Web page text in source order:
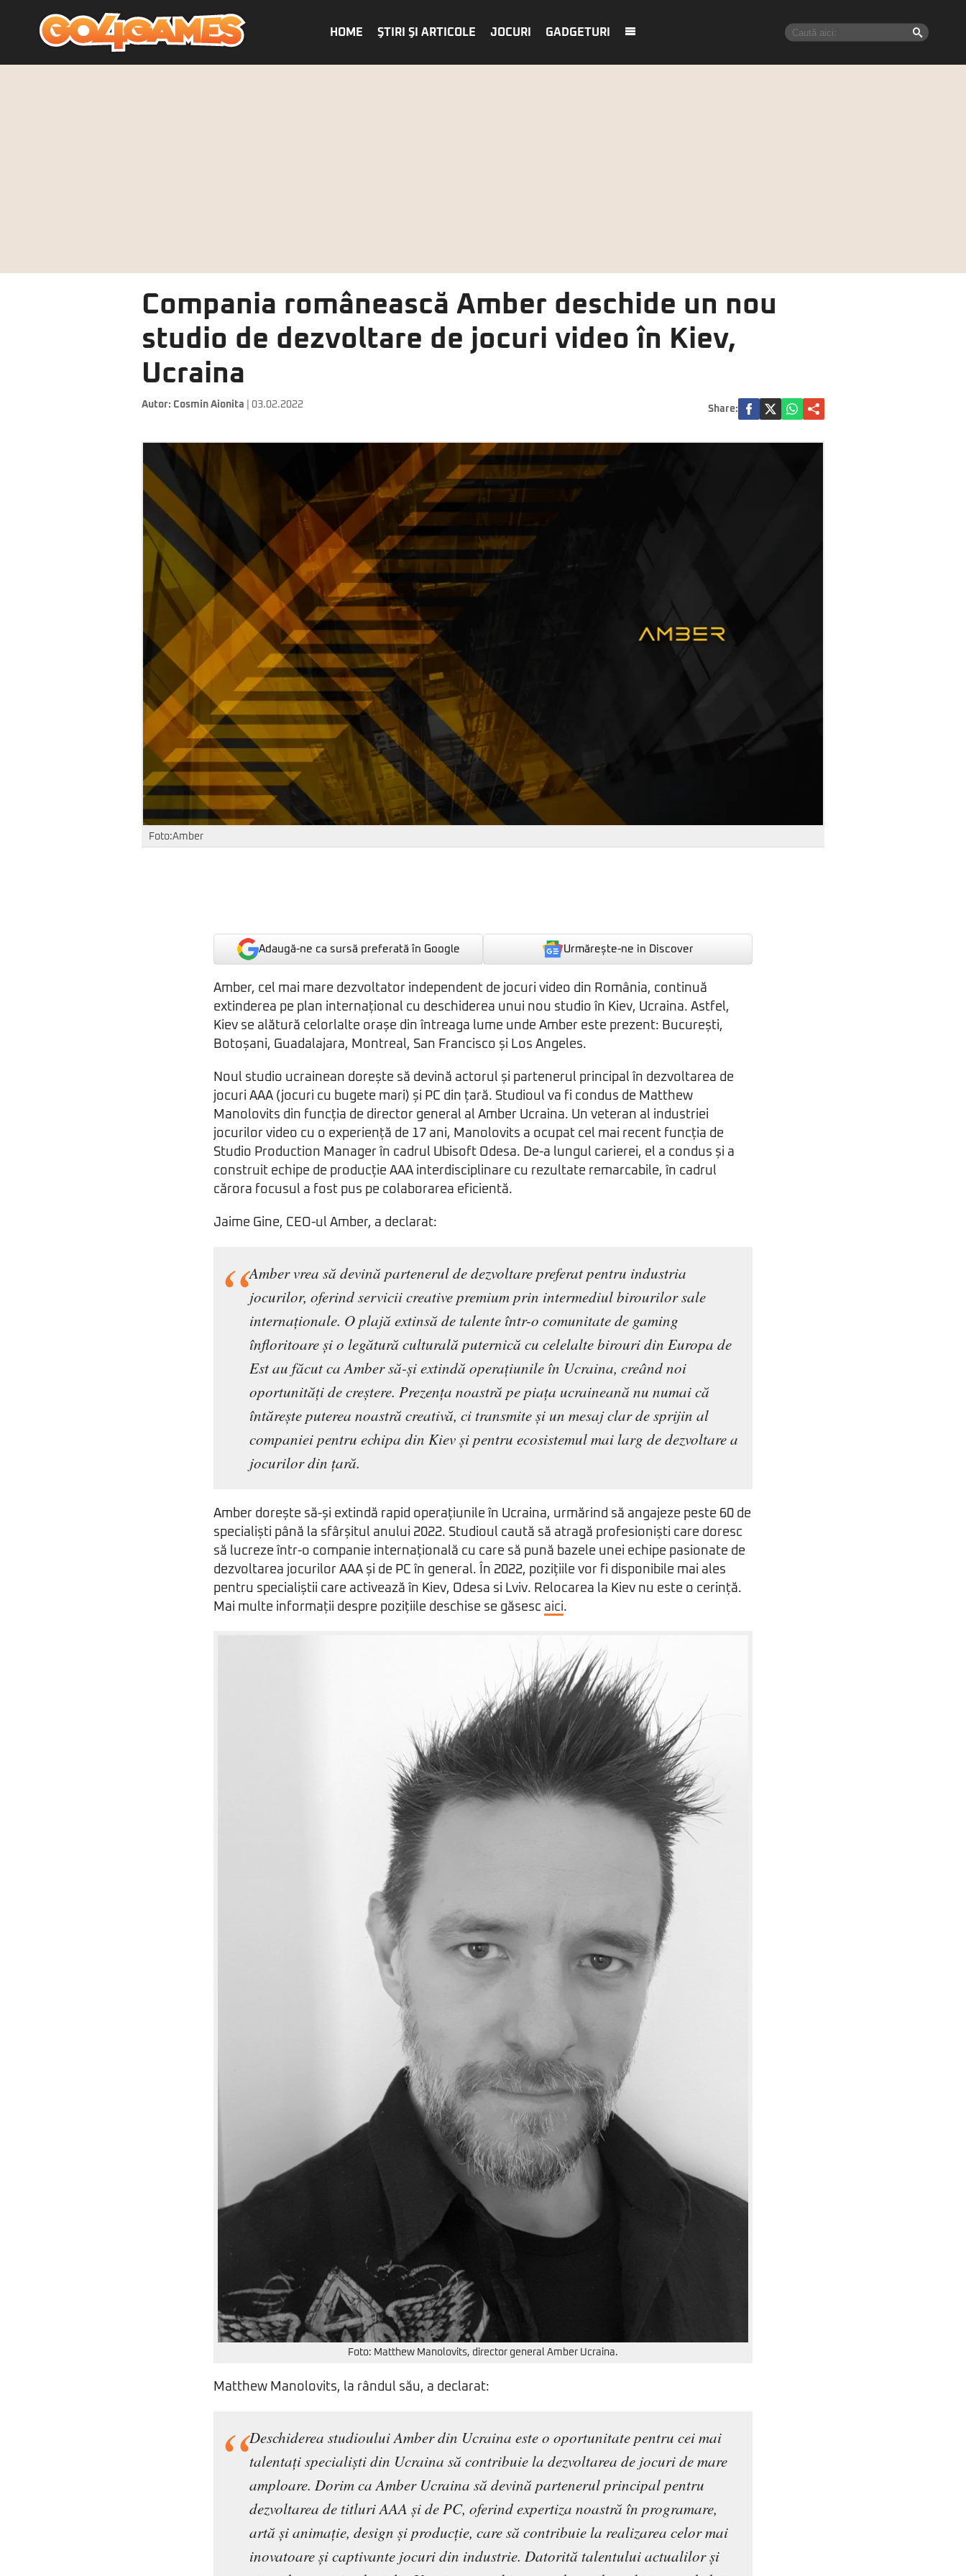
HOME ŞTIRI ŞI ARTICOLE JOCURI GADGETURI
Compania românească Amber deschide un nou
studio de dezvoltare de jocuri video în Kiev,
Ucraina
Autor: Cosmin Aionita | 03.02.2022 Share:
Foto:Amber
Adaugă-ne ca sursă preferată în Google Urmărește-ne in Discover
Amber, cel mai mare dezvoltator independent de jocuri video din România, continuă
extinderea pe plan internațional cu deschiderea unui nou studio în Kiev, Ucraina. Astfel,
Kiev se alătură celorlalte orașe din întreaga lume unde Amber este prezent: București,
Botoșani, Guadalajara, Montreal, San Francisco și Los Angeles.
Noul studio ucrainean dorește să devină actorul și partenerul principal în dezvoltarea de
jocuri AAA (jocuri cu bugete mari) și PC din țară. Studioul va fi condus de Matthew
Manolovits din funcția de director general al Amber Ucraina. Un veteran al industriei
jocurilor video cu o experiență de 17 ani, Manolovits a ocupat cel mai recent funcția de
Studio Production Manager în cadrul Ubisoft Odesa. De-a lungul carierei, el a condus și a
construit echipe de producție AAA interdisciplinare cu rezultate remarcabile, în cadrul
cărora focusul a fost pus pe colaborarea eficientă.
Jaime Gine, CEO-ul Amber, a declarat:
Amber vrea să devină partenerul de dezvoltare preferat pentru industria
jocurilor, oferind servicii creative premium prin intermediul birourilor sale
internaționale. O plajă extinsă de talente într-o comunitate de gaming
înfloritoare și o legătură culturală puternică cu celelalte birouri din Europa de
Est au făcut ca Amber să-și extindă operațiunile în Ucraina, creând noi
oportunități de creștere. Prezența noastră pe piața ucraineană nu numai că
întărește puterea noastră creativă, ci transmite și un mesaj clar de sprijin al
companiei pentru echipa din Kiev și pentru ecosistemul mai larg de dezvoltare a
jocurilor din țară.
Amber dorește să-și extindă rapid operațiunile în Ucraina, urmărind să angajeze peste 60 de
specialiști până la sfârșitul anului 2022. Studioul caută să atragă profesioniști care doresc
să lucreze într-o companie internațională cu care să pună bazele unei echipe pasionate de
dezvoltarea jocurilor AAA și de PC în general. În 2022, pozițiile vor fi disponibile mai ales
pentru specialiștii care activează în Kiev, Odesa si Lviv. Relocarea la Kiev nu este o cerință.
Mai multe informații despre pozițiile deschise se găsesc aici.
Foto: Matthew Manolovits, director general Amber Ucraina.
Matthew Manolovits, la rândul său, a declarat:
Deschiderea studioului Amber din Ucraina este o oportunitate pentru cei mai
talentați specialiști din Ucraina să contribuie la dezvoltarea de jocuri de mare
amploare. Dorim ca Amber Ucraina să devină partenerul principal pentru
dezvoltarea de titluri AAA și de PC, oferind expertiza noastră în programare,
artă și animație, design și producție, care să contribuie la realizarea celor mai
inovatoare și captivante jocuri din industrie. Datorită talentului actualilor și